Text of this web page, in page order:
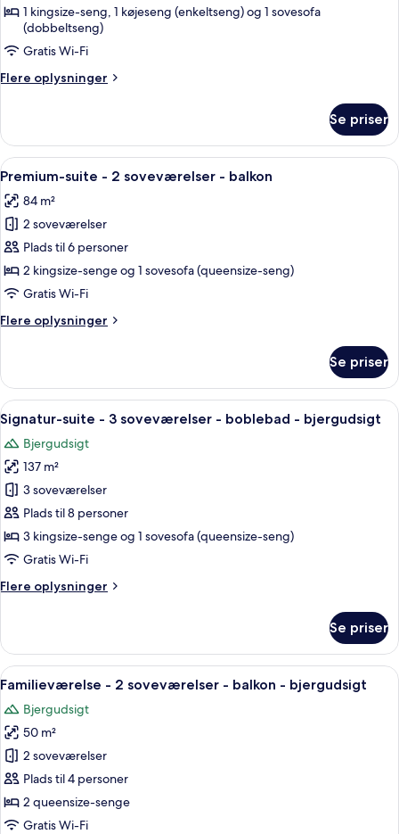
balkon
bjergudsigt
-
soveværelser
-
balkon
1 kingsize-seng, 1 køjeseng (enkeltseng) og 1 sovesofa
(dobbeltseng)
Gratis Wi-Fi
Flere oplysninger
Flere
-
soveværelser
balkon
Se priser
Indlæs
alle
billeder
af
Premium-
suite
-
soveværelser
Et soveværelse med en stor seng,
5
Premium-suite - 2 soveværelser - balkon
84 m²
2 soveværelser
Plads til 6 personer
2 kingsize-senge og 1 sovesofa (queensize-seng)
Gratis Wi-Fi
Flere oplysninger
Flere
suite
2
soveværelser
-
balkon
Se priser
Indlæs
alle
billeder
af
Signatur-
suite
-
3
-
bjergudsigt
Et moderne hotelværelse med en
8
Signatur-suite - 3 soveværelser - boblebad - bjergudsigt
Bjergudsigt
137 m²
3 soveværelser
Plads til 8 personer
3 kingsize-senge og 1 sovesofa (queensize-seng)
Gratis Wi-Fi
Flere oplysninger
Flere
suite
3
-
boblebad
bjergudsigt
Se priser
Indlæs
alle
billeder
af
Familieværelse
-
2
soveværelser
Et hotelværelse med to senge, et
6
Familieværelse - 2 soveværelser - balkon - bjergudsigt
Bjergudsigt
50 m²
2 soveværelser
Plads til 4 personer
2 queensize-senge
Gratis Wi-Fi